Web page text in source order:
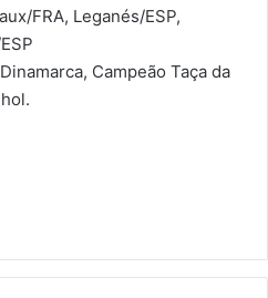
FRA, Leganés/ESP,
Campeão Taça da